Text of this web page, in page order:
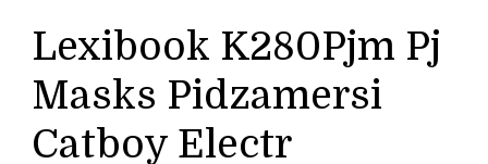
Lexibook K280Pjm Pj
Masks Pidzamersi
Catboy Electr